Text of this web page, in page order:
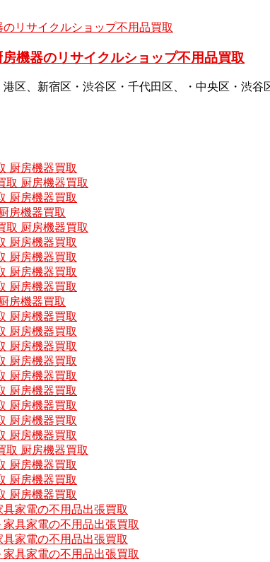
機器のリサイクルショップ不用品買取
港区、新宿区・渋谷区・千代田区、・中央区・
厨房機器買取
取 厨房機器買取
厨房機器買取
房機器買取
取 厨房機器買取
厨房機器買取
厨房機器買取
厨房機器買取
厨房機器買取
房機器買取
厨房機器買取
厨房機器買取
厨房機器買取
厨房機器買取
厨房機器買取
厨房機器買取
厨房機器買取
厨房機器買取
厨房機器買取
取 厨房機器買取
厨房機器買取
厨房機器買取
厨房機器買取
家電の不用品出張買取
具家電の不用品出張買取
家電の不用品出張買取
具家電の不用品出張買取